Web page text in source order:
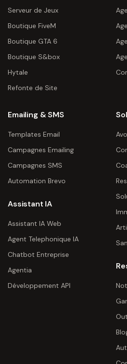
Serveur de Jeux
Boutique FiveM
Boutique GTA 6
Boutique S&box
Hytale
Refonte de Site
Emailing & SMS
Templates Email
Campagnes Emailing
Campagnes SMS
Automation Brevo
Assistant IA
Assistant IA Web
Agent Telephonique IA
Chatbot Entreprise
Agentia
Développement API